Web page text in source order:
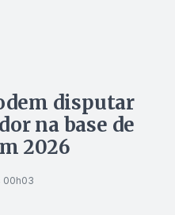
disputar
na base de
2026
00h03